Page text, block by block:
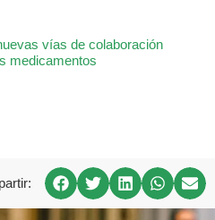
vías de colaboración
medicamentos